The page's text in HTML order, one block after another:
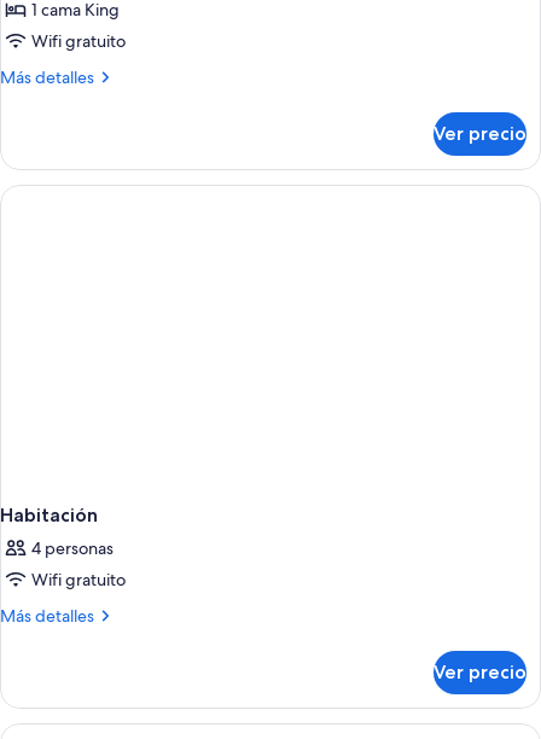
de
CLASSIC
1 cama King
Wifi gratuito
Más detalles
Más
Ver precio
Habitación
4 personas
Wifi gratuito
Más detalles
Más
Ver precio